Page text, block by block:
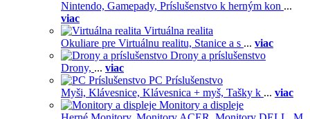
Nintendo, Gamepady, Príslušenstvo k herným kon ...
viac
Virtuálna realita
Okuliare pre Virtuálnu realitu, Stanice a s ... viac
Drony a príslušenstvo
Drony, ... viac
PC Príslušenstvo
Myši, Klávesnice, Klávesnica + myš, Tašky k ... viac
Monitory a displeje